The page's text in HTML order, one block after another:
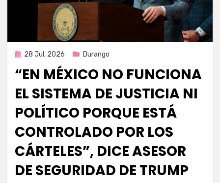
Publicada
28 Jul, 2026 Durango
“EN MÉXICO NO FUNCIONA
EL SISTEMA DE JUSTICIA NI
POLÍTICO PORQUE ESTÁ
CONTROLADO POR LOS
CÁRTELES”, DICE ASESOR
DE SEGURIDAD DE TRUMP